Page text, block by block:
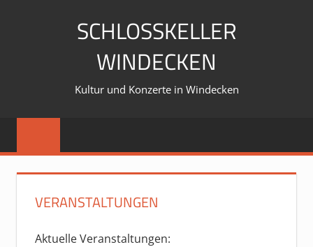
SCHLOSSKELLER
WINDECKEN
Kultur und Konzerte in Windecken
VERANSTALTUNGEN
Aktuelle Veranstaltungen: